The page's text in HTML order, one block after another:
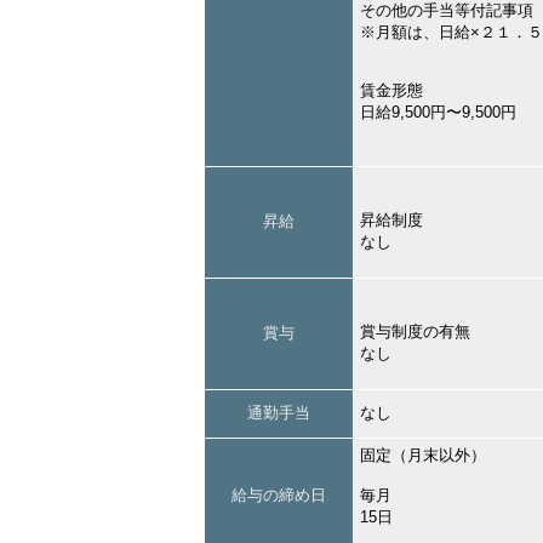
その他の手当等付記事項
※月額は、日給×２１．５
賃金形態
日給9,500円〜9,500円
昇給
昇給制度
なし
賞与
賞与制度の有無
なし
通勤手当 なし
給与の締め日
固定（月末以外）
毎月
15日